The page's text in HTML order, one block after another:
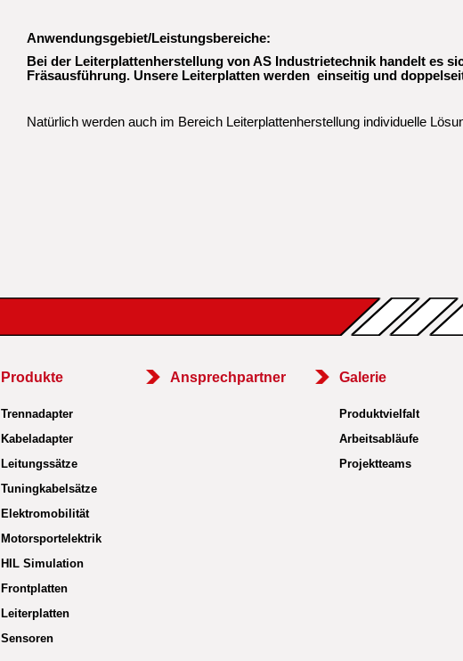
Anwendungsgebiet/Leistungsbereiche:
Bei der Leiterplattenherstellung von AS Industrietechnik handelt es
Fräsausführung. Unsere Leiterplatten werden einseitig und
Natürlich werden auch im Bereich Leiterplattenherstellung individuelle
Produkte
Trennadapter
Kabeladapter
Leitungssätze
Tuningkabelsätze
Elektromobilität
Motorsportelektrik
HIL Simulation
Frontplatten
Leiterplatten
Sensoren
Ansprechpartner Galerie
Produktvielfalt
Arbeitsabläufe
Projektteams